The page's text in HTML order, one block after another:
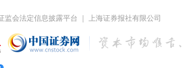
监会法定信息披露平台 ｜ 上海证券报社有限公司